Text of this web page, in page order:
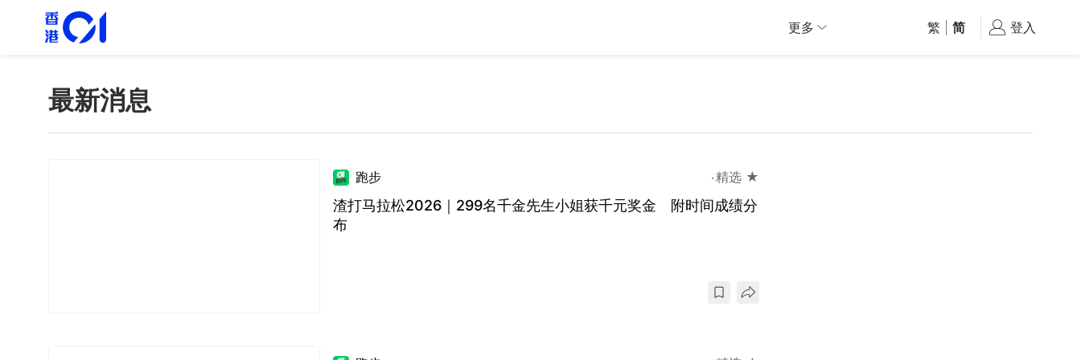
更多 繁 简 登入
最新消息
跑步 精选 ★
渣打马拉松2026｜299名千金先生小姐获千元奖金 附时间成绩分
布